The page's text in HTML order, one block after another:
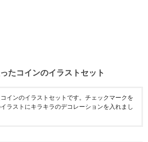
たコインのイラストセット
インのイラストセットです。チェックマークを
ラストにキラキラのデコレーションを入れまし